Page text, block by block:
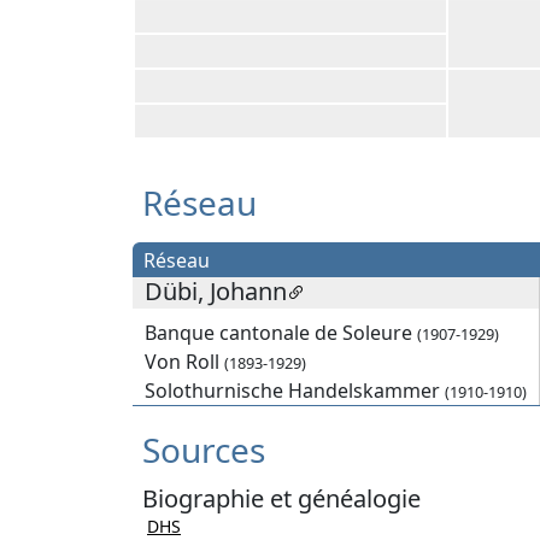
Réseau
Réseau
Dübi, Johann
Banque cantonale de Soleure (1907-1929)
Von Roll (1893-1929)
Solothurnische Handelskammer (1910-1910)
Sources
Biographie et généalogie
DHS